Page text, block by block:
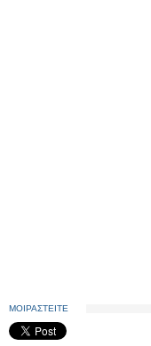
ΜΟΙΡΑΣΤΕΙΤΕ